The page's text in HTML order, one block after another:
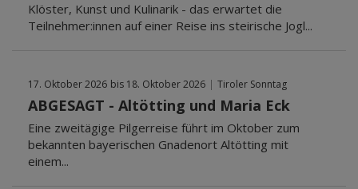
Klöster, Kunst und Kulinarik - das erwartet die
Teilnehmer:innen auf einer Reise ins steirische Jogl...
17. Oktober 2026 bis 18. Oktober 2026 | Tiroler Sonntag
ABGESAGT - Altötting und Maria Eck
Eine zweitägige Pilgerreise führt im Oktober zum
bekannten bayerischen Gnadenort Altötting mit
einem...